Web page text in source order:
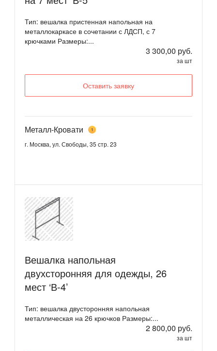
Тип: вешалка пристенная напольная на
металлокаркасе в сочетании с ЛДСП, с 7
крючками Размеры:...
3 300,00 руб.
за шт
Оставить заявку
Металл-Кровати 1
г. Москва, ул. Свободы, 35 стр. 23
Вешалка напольная
двухсторонняя для одежды, 26
мест ‘В-4’
Тип: вешалка двусторонняя напольная
металлическая на 26 крючков Размеры:...
2 800,00 руб.
за шт